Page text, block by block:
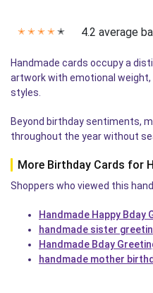
✭ ✭ ✭ ✭ ✭ 4.2 average
Handmade cards occupy a
artwork with emotional
styles.
Beyond birthday sentiments,
throughout the year without
More Birthday Cards for
Shoppers who viewed this
Handmade Happy Bday
handmade sister
Handmade Bday
handmade mother